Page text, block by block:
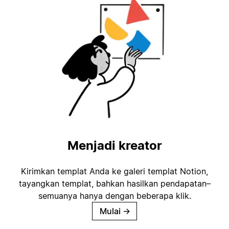
Menjadi kreator
Kirimkan templat Anda ke galeri templat Notion,
tayangkan templat, bahkan hasilkan pendapatan–
semuanya hanya dengan beberapa klik.
Mulai →